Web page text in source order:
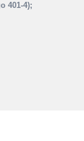
401-4);